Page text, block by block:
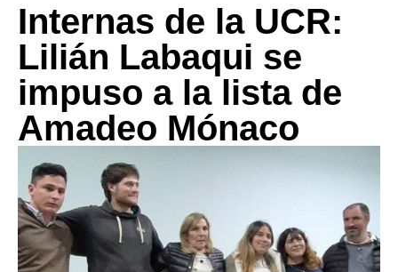
Internas de la UCR:
Lilián Labaqui se
impuso a la lista de
Amadeo Mónaco